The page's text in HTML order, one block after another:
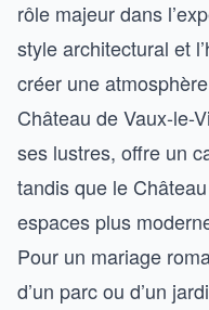
rôle majeur dans
style architectural et
créer une
Château de Vaux-le-
ses lustres, offre un
tandis que le
espaces plus
Pour un mariage
d’un parc ou d’un